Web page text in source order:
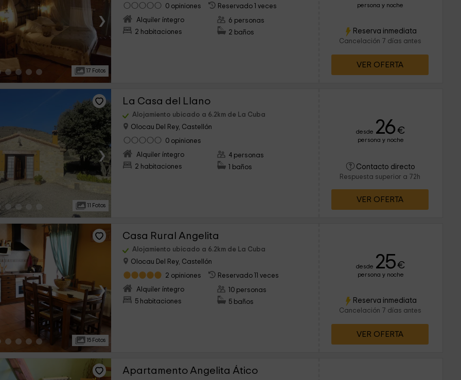
›
17 Fotos
0 opiniones
Reservado 1 veces
Alquiler íntegro
2 habitaciones
6 personas
2 baños
persona y noche
Reserva inmediata
Cancelación 7 días antes
VER OFERTA
›
11 Fotos
La Casa del Llano
Alojamiento ubicado a 6.2km de La Cuba
Olocau Del Rey, Castellón
0 opiniones
Alquiler íntegro
2 habitaciones
4 personas
1 baños
desde 26 €
persona y noche
Contacto directo
Respuesta superior a 72h
VER OFERTA
›
15 Fotos
Casa Rural Angelita
Alojamiento ubicado a 6.2km de La Cuba
Olocau Del Rey, Castellón
2 opiniones
Reservado 11 veces
Alquiler íntegro
5 habitaciones
10 personas
5 baños
desde 25€
persona y noche
Reserva inmediata
Cancelación 7 días antes
VER OFERTA
Apartamento Angelita Ático